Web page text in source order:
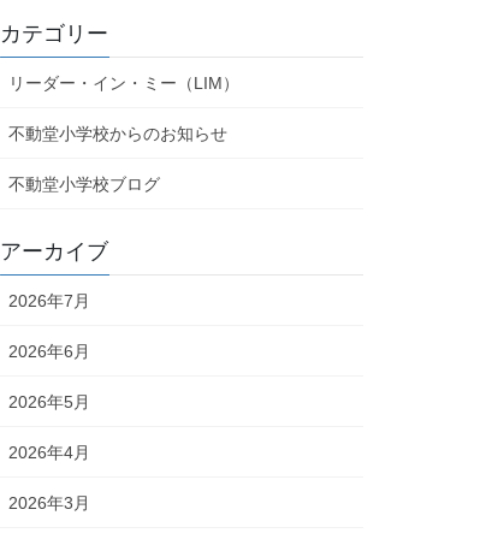
カテゴリー
リーダー・イン・ミー（LIM）
不動堂小学校からのお知らせ
不動堂小学校ブログ
アーカイブ
2026年7月
2026年6月
2026年5月
2026年4月
2026年3月